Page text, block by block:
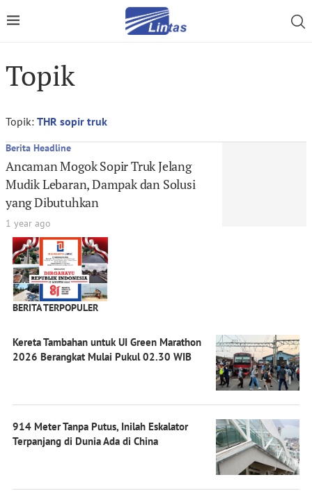
Topik
Topik: THR sopir truk
Berita Headline
Ancaman Mogok Sopir Truk Jelang
Mudik Lebaran, Dampak dan Solusi
yang Dibutuhkan
1 year ago
BERITA TERPOPULER
Kereta Tambahan untuk UI Green Marathon
2026 Berangkat Mulai Pukul 02.30 WIB
914 Meter Tanpa Putus, Inilah Eskalator
Terpanjang di Dunia Ada di China